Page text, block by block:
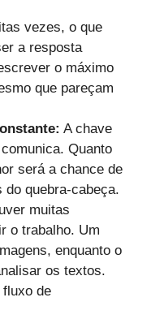
vezes, o que
a resposta
o máximo
que pareçam
A chave
Quanto
será a chance de
quebra-cabeça.
muitas
o trabalho. Um
enquanto o
os textos.
fluxo de